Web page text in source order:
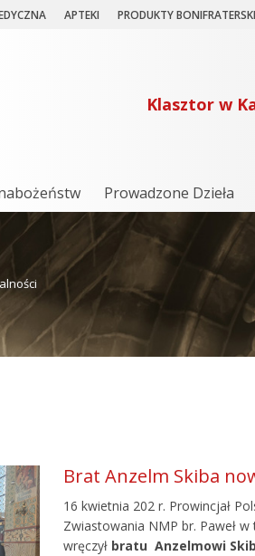
APTEKI PRODUKTY
Klasztor w
Prowadzone Dzieła
Brat Anzelm Skiba
16 kwietnia 202 r. Prowincjał
Zwiastowania NMP br. Paweł
wręczył bratu Anzelmowi